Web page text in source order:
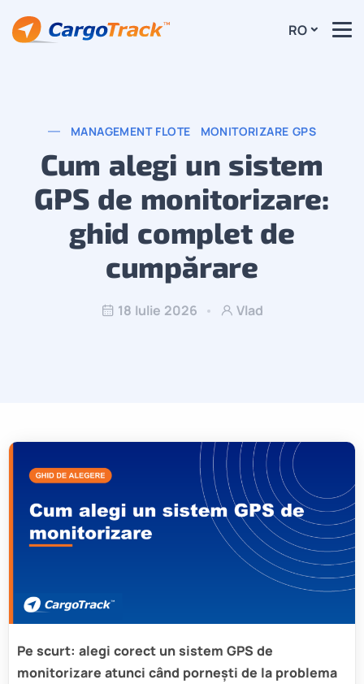
RO
MANAGEMENT FLOTE MONITORIZARE GPS
Cum alegi un sistem
GPS de monitorizare:
ghid complet de
cumpărare
18 Iulie 2026 Vlad
Pe scurt: alegi corect un sistem GPS de
monitorizare atunci când pornești de la problema